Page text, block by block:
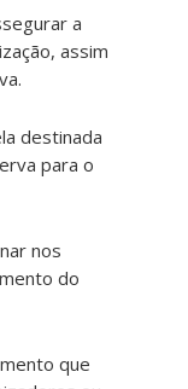
a
assim
destinada
para o
nos
do
que